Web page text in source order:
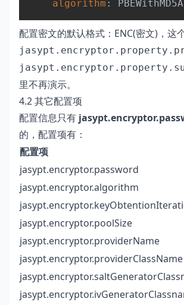
algorithm :
配置密文的默认格式：ENC(密文)，这
里不再演示。
4.2 其它配置项
配置信息只有
的，配置项有：
配置项
jasypt.encryptor.password
jasypt.encryptor.algorithm
jasypt.encryptor.poolSize
jasypt.encryptor.providerName
jasypt.encryptor.providerClassName